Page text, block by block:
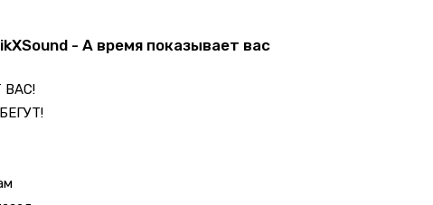
- А время показывает вас
ВАС!